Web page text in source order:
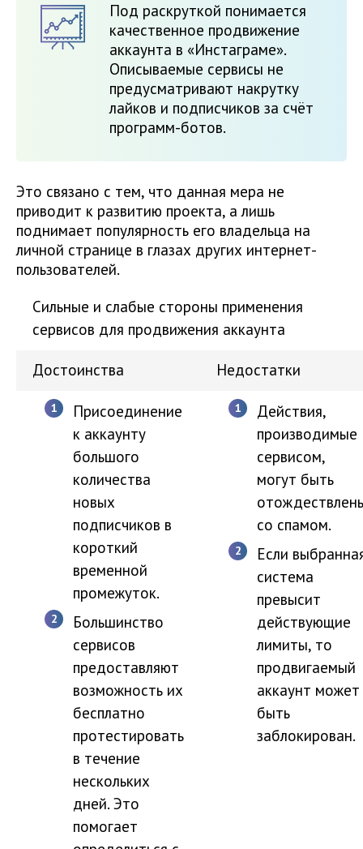
Под раскруткой понимается
качественное продвижение
аккаунта в «Инстаграме».
Описываемые сервисы не
предусматривают накрутку
лайков и подписчиков за счёт
программ-ботов.
Это связано с тем, что данная мера не
приводит к развитию проекта, а лишь
поднимает популярность его владельца на
личной странице в глазах других интернет-
пользователей.
Сильные и слабые стороны применения
сервисов для продвижения аккаунта
Достоинства Недостатки
Присоединение
к аккаунту
большого
количества
новых
подписчиков в
короткий
временной
промежуток.
Большинство
сервисов
предоставляют
возможность их
бесплатно
протестировать
в течение
нескольких
дней. Это
помогает
Действия,
производимые
сервисом,
могут быть
со спамом.
Если
система
превысит
действующие
лимиты, то
продвигаемый
аккаунт может
быть
заблокирован.